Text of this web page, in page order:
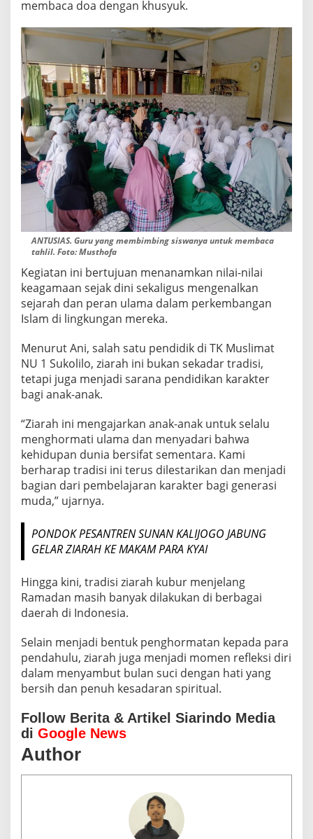
membaca doa dengan khusyuk.
ANTUSIAS. Guru yang membimbing siswanya untuk membaca
tahlil. Foto: Musthofa
Kegiatan ini bertujuan menanamkan nilai-nilai
keagamaan sejak dini sekaligus mengenalkan
sejarah dan peran ulama dalam perkembangan
Islam di lingkungan mereka.
Menurut Ani, salah satu pendidik di TK Muslimat
NU 1 Sukolilo, ziarah ini bukan sekadar tradisi,
tetapi juga menjadi sarana pendidikan karakter
bagi anak-anak.
“Ziarah ini mengajarkan anak-anak untuk selalu
menghormati ulama dan menyadari bahwa
kehidupan dunia bersifat sementara. Kami
berharap tradisi ini terus dilestarikan dan menjadi
bagian dari pembelajaran karakter bagi generasi
muda,” ujarnya.
PONDOK PESANTREN SUNAN KALIJOGO JABUNG
GELAR ZIARAH KE MAKAM PARA KYAI
Hingga kini, tradisi ziarah kubur menjelang
Ramadan masih banyak dilakukan di berbagai
daerah di Indonesia.
Selain menjadi bentuk penghormatan kepada para
pendahulu, ziarah juga menjadi momen refleksi diri
dalam menyambut bulan suci dengan hati yang
bersih dan penuh kesadaran spiritual.
Follow Berita & Artikel Siarindo Media
di Google News
Author